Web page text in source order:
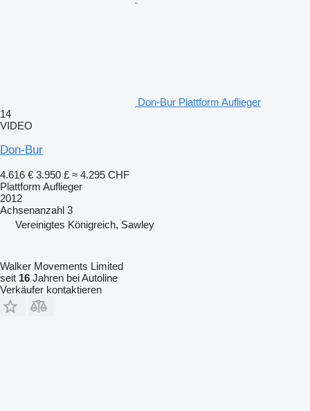
Don-Bur Plattform Auflieger
14
VIDEO
Don-Bur
4.616 € 3.950 £ ≈ 4.295 CHF
Plattform Auflieger
2012
Achsenanzahl 3
Vereinigtes Königreich, Sawley
Walker Movements Limited
seit 16 Jahren bei Autoline
Verkäufer kontaktieren